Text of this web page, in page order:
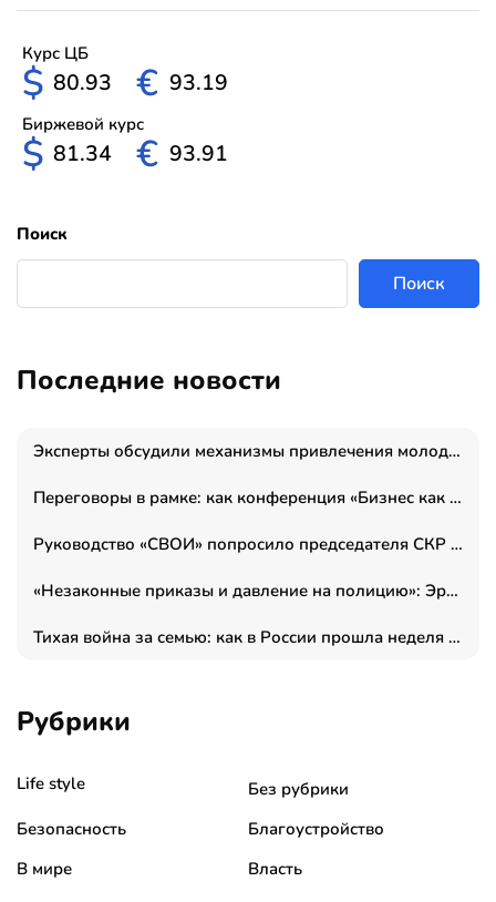
Курс ЦБ
$ 80.93 € 93.19
Биржевой курс
$ 81.34 € 93.91
Поиск
Поиск
Последние новости
Эксперты обсудили механизмы привлечения молодых специалистов в промышленные города
Переговоры в рамке: как конференция «Бизнес как искусство» переформатирует деловой этикет в стенах ТПП РФ
Руководство «СВОИ» попросило председателя СКР дать правовую оценку обысков в тыловом штабе
«Незаконные приказы и давление на полицию»: Эрнеста Султанова задержали у посольства Израиля во время одиночного пикета
Тихая война за семью: как в России прошла неделя правовой помощи
Рубрики
Life style
Без рубрики
Безопасность
Благоустройство
В мире
Власть